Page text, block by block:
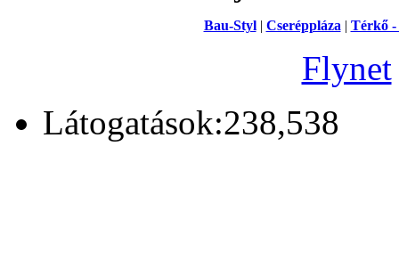
Bau-Styl| Cseréppláza | Térkő -
Flynet
Látogatások:238,538